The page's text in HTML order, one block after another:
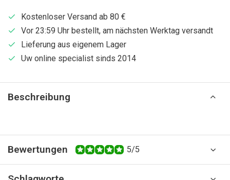
Kostenloser Versand ab 80 €
Vor 23:59 Uhr bestellt, am nächsten Werktag versandt
Lieferung aus eigenem Lager
Uw online specialist sinds 2014
Beschreibung
Bewertungen 5/5